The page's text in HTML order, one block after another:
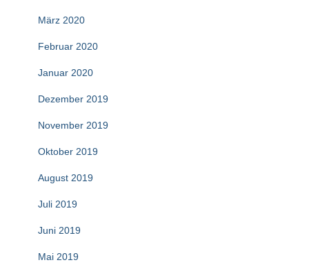
März 2020
Februar 2020
Januar 2020
Dezember 2019
November 2019
Oktober 2019
August 2019
Juli 2019
Juni 2019
Mai 2019